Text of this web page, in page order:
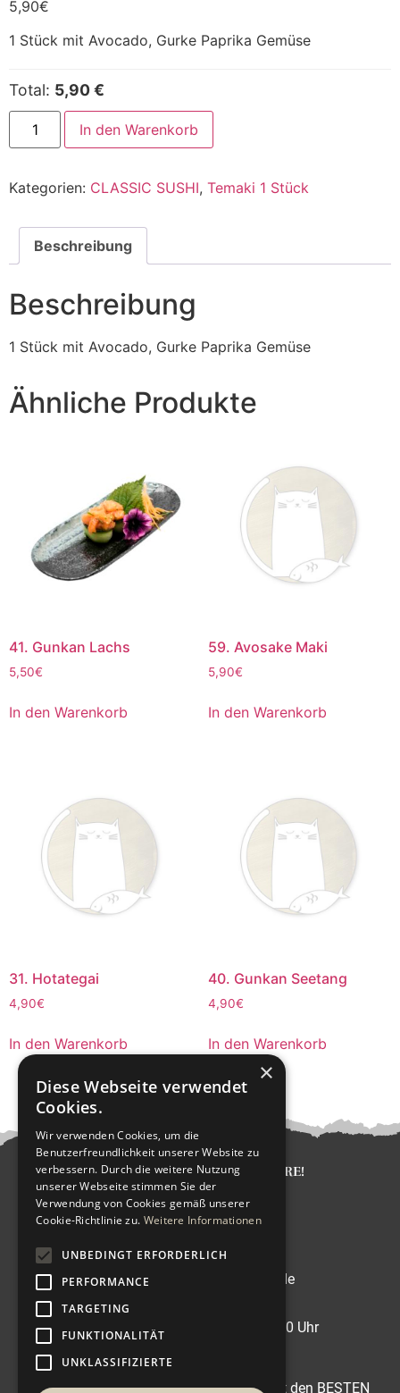
5,90€
1 Stück mit Avocado, Gurke Paprika Gemüse
Total: 5,90 €
In den Warenkorb
Kategorien: CLASSIC SUSHI, Temaki 1 Stück
Beschreibung
Beschreibung
1 Stück mit Avocado, Gurke Paprika Gemüse
Ähnliche Produkte
41. Gunkan Lachs
5,50€
In den Warenkorb
59. Avosake Maki
5,90€
In den Warenkorb
31. Hotategai
4,90€
In den Warenkorb
40. Gunkan Seetang
4,90€
In den Warenkorb
KICHI – SUSHI BAR AND MORE!
Lindenstraße 2,
14467 Potsdam
Telefon: 0331/ 27374843
E-Mail: contact@kichisushi.de
Dienstag – Sonntag: 11:00 -22:00 Uhr
TripAdvisor|Restaurant Guru|wer kennt den BESTEN
×
Diese Webseite verwendet
Cookies.
Wir verwenden Cookies, um die
Benutzerfreundlichkeit unserer Website zu
verbessern. Durch die weitere Nutzung
unserer Webseite stimmen Sie der
Verwendung von Cookies gemäß unserer
Cookie-Richtlinie zu. Weitere Informationen
UNBEDINGT ERFORDERLICH
PERFORMANCE
TARGETING
FUNKTIONALITÄT
UNKLASSIFIZIERTE